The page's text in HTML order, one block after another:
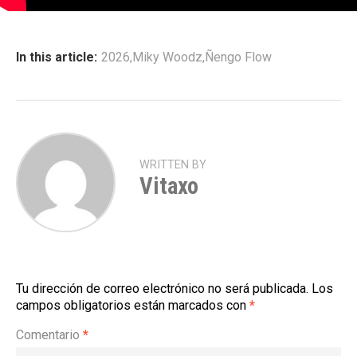
In this article: 2026,Miky Woodz,Ñengo Flow
WRITTEN BY
Vitaxo
Tu dirección de correo electrónico no será publicada. Los
campos obligatorios están marcados con *
Comentario *